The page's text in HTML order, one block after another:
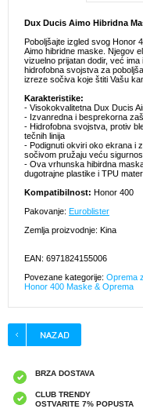
Dux Ducis Aimo Hibridna
Poboljšajte izgled svog Honor
Aimo hibridne maske. Njegov
vizuelno prijatan dodir, već
hidrofobna svojstva za
izreze sočiva koje štiti Vašu
Karakteristike:
- Visokokvalitetna Dux Ducis
- Izvanredna i besprekorna
- Hidrofobna svojstva, protiv
tečnih linija
- Podignuti okviri oko ekrana i
sočivom pružaju veću
- Ova vrhunska hibirdna
dugotrajne plastike i TPU
Kompatibilnost: Honor 400
Pakovanje: Euroblister
Zemlja proizvodnje: Kina
EAN: 6971824155006
Povezane kategorije: Oprema
Honor 400 Maske & Oprema
BRZA DOSTAVA
CLUB TRENDY
OSTVARITE 7% POPUSTA